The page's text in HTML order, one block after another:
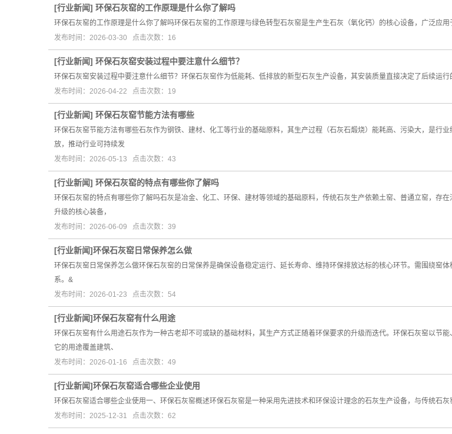
[行业新闻] 环保石灰窑的工作原理是什么你了解吗
环保石灰窑的工作原理是什么你了解吗环保石灰窑的工作原理与绿色转型石灰窑是生产生石灰（氧化钙）的核心设备，广泛应
发布时间：2026-03-30 点击次数：16
[行业新闻] 环保石灰窑安装过程中要注意什么细节？
环保石灰窑安装过程中要注意什么细节？环保石灰窑作为低能耗、低排放的新型石灰生产设备，其安装质量直接决定了后续运
发布时间：2026-04-22 点击次数：19
[行业新闻] 环保石灰窑节能方法有哪些
环保石灰窑节能方法有哪些石灰作为钢铁、建材、化工等行业的基础原料，其生产过程（石灰石煅烧）能耗高、污染大，是行
放，推动行业可持续发
发布时间：2026-05-13 点击次数：43
[行业新闻] 环保石灰窑的特点有哪些你了解吗
环保石灰窑的特点有哪些你了解吗石灰是冶金、化工、环保、建材等领域的基础原料，传统石灰生产依赖土窑、普通立窑，存
升级的核心装备，
发布时间：2026-06-09 点击次数：39
[行业新闻]​环保石灰窑日常保养怎么做
环保石灰窑日常保养怎么做环保石灰窑的日常保养是确保设备稳定运行、延长寿命、维持环保排放达标的核心环节。需围绕窑
系。&
发布时间：2026-01-23 点击次数：54
[行业新闻]​环保石灰窑有什么用途
环保石灰窑有什么用途石灰作为一种古老却不可或缺的基础材料，其生产方式正随着环保要求的升级而迭代。环保石灰窑以节
它的用途覆盖建筑、
发布时间：2026-01-16 点击次数：49
[行业新闻]​环保石灰窑适合哪些企业使用
环保石灰窑适合哪些企业使用一、环保石灰窑概述环保石灰窑是一种采用先进技术和环保设计理念的石灰生产设备，与传统石
发布时间：2025-12-31 点击次数：62